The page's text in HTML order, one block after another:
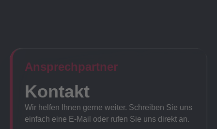
Ansprechpartner​
Kontakt
Wir helfen Ihnen gerne weiter. Schreiben Sie uns
einfach eine E-Mail oder rufen Sie uns direkt an.